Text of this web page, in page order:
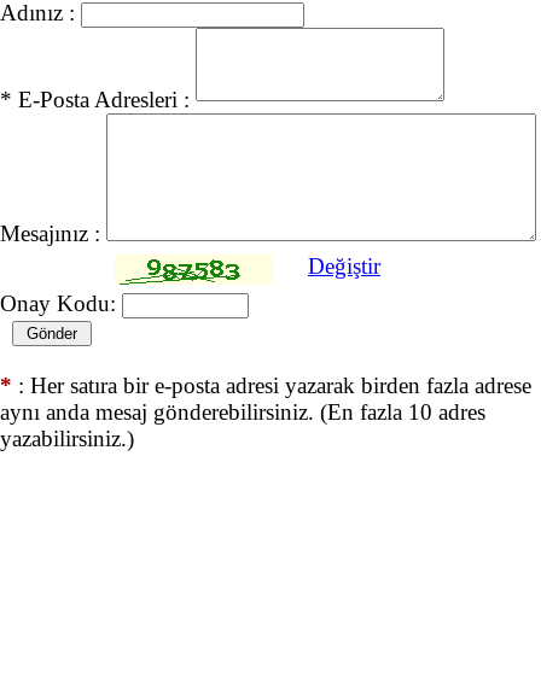
Adınız :
* E-Posta Adresleri :
Mesajınız :
Değiştir
Onay Kodu:
* : Her satıra bir e-posta adresi yazarak birden fazla adrese
aynı anda mesaj gönderebilirsiniz. (En fazla 10 adres
yazabilirsiniz.)